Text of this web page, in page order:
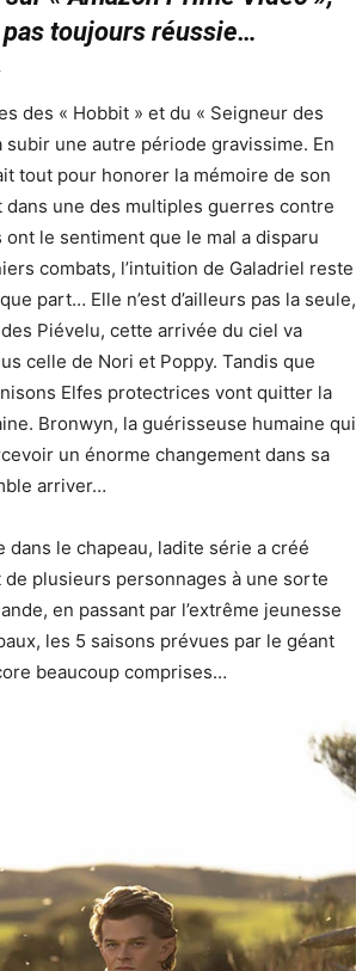
toujours réussie…
des « Hobbit » et du « Seigneur des
une autre période gravissime. En
tout pour honorer la mémoire de son
une des multiples guerres contre
le sentiment que le mal a disparu
combats, l’intuition de Galadriel reste
part… Elle n’est d’ailleurs pas la seule,
Piévelu, cette arrivée du ciel va
celle de Nori et Poppy. Tandis que
Elfes protectrices vont quitter la
Bronwyn, la guérisseuse humaine qui
un énorme changement dans sa
arriver…
le chapeau, ladite série a créé
plusieurs personnages à une sorte
en passant par l’extrême jeunesse
les 5 saisons prévues par le géant
beaucoup comprises…